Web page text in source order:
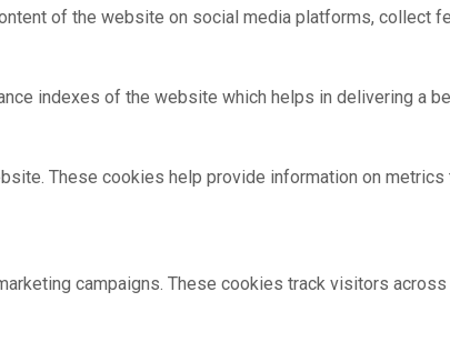
of the website on social media platforms, collect
indexes of the website which helps in delivering a
These cookies help provide information on
campaigns. These cookies track visitors